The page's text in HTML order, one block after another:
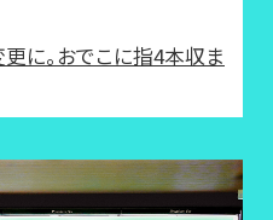
に。おでこに指4本収ま